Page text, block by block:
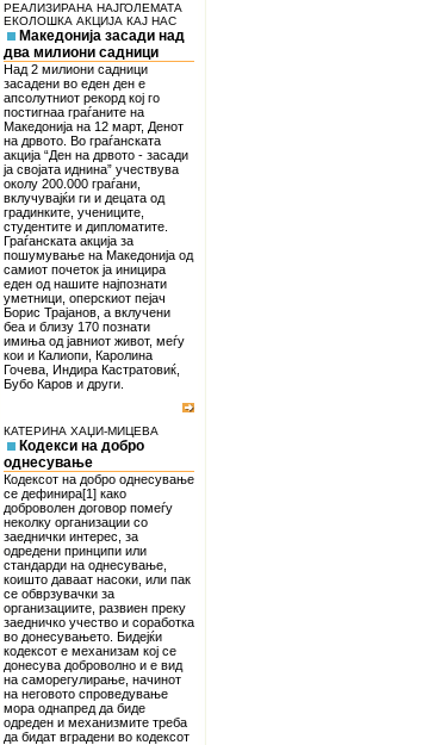
РЕАЛИЗИРАНА НАЈГОЛЕМАТА
ЕКОЛОШКА АКЦИЈА КАЈ НАС
Македонија засади над
два милиони садници
Над 2 милиони садници
засадени во еден ден е
апсолутниот рекорд кој го
постигнаа граѓаните на
Македонија на 12 март, Денот
на дрвото. Во граѓанската
акција “Ден на дрвото - засади
ја својата иднина” учествува
околу 200.000 граѓани,
вклучувајќи ги и децата од
градинките, учениците,
студентите и дипломатите.
Граѓанската акција за
пошумување на Македонија од
самиот почеток ја иницира
еден од нашите најпознати
уметници, оперскиот пејач
Борис Трајанов, а вклучени
беа и близу 170 познати
имиња од јавниот живот, меѓу
кои и Калиопи, Каролина
Гочева, Индира Кастратовиќ,
Бубо Каров и други.
КАТЕРИНА ХАЏИ-МИЦЕВА
Кодекси на добро
однесување
Кодексот на добро однесување
се дефинира[1] како
доброволен договор помеѓу
неколку организации со
заеднички интерес, за
одредени принципи или
стандарди на однесување,
коишто даваат насоки, или пак
се обврзувачки за
организациите, развиен преку
заедничко учество и соработка
во донесувањето. Бидејќи
кодексот е механизам кој се
донесува доброволно и е вид
на саморегулирање, начинот
на неговото спроведување
мора однапред да биде
одреден и механизмите треба
да бидат вградени во кодексот